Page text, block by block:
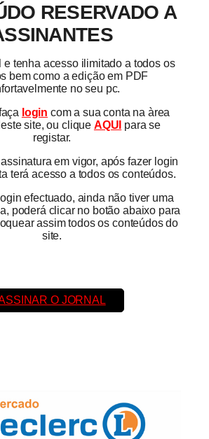
RESERVADO A
e tenha acesso ilimitado a todos os
bem como a edição em PDF
no seu pc.
login com a sua conta na àrea
site, ou clique AQUI para se
registar.
em vigor, após fazer login
terá acesso a todos os conteúdos.
efectuado, ainda não tiver uma
poderá clicar no botão abaixo para
assim todos os conteúdos do
site.
O JORNAL